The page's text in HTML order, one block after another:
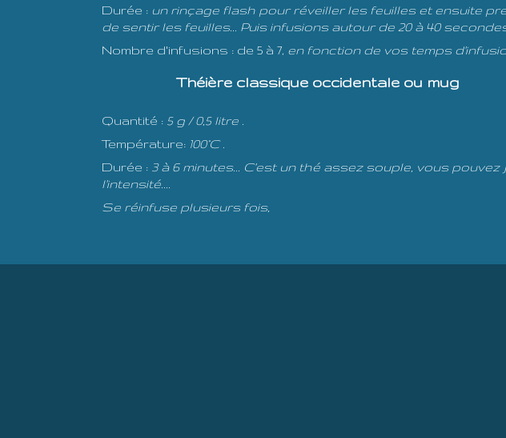
Durée : un rinçage flash pour réveiller les feuilles et ensuite
de sentir les feuilles... Puis infusions autour de 20 à 40
Nombre d'infusions : de 5 à 7, en fonction de vos temps
Quantité : 5 g / 0,5 litre .
Température: 100°C .
Durée : 3 à 6 minutes... C'est un thé assez souple, vous pouvez
l'intensité....
Se réinfuse plusieurs fois,
Théière classique occidentale ou mug